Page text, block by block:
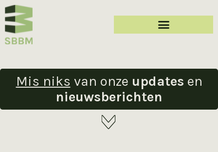
Mis niks van onze updates en
nieuwsberichten